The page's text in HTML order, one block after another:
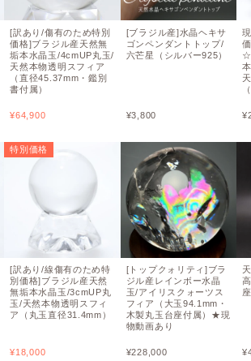
[訳あり/傷有のため特別
価格]ブラジル産天然無
垢本水晶玉/4cmUP丸玉/
天然本物透明スフィア
（直径45.37mm・鑑別
書付属）
¥64,900
特別価格
[訳あり/線傷有のため特
別価格]ブラジル産天然
無垢本水晶玉/3cmUP丸
玉/天然本物透明スフィ
ア（丸玉直径31.4mm）
¥18,000
[ブラジル産]水晶ヘキサ
ゴンペンダントトップ/
六芒星（シルバー925）
¥3,800
[トップクォリティ]ブラ
ジル産レインボー水晶
玉/アイリスクォーツス
フィア（大玉94.1mm・
木製丸玉台座付属）★現
物動画あり
¥228,000
¥
¥